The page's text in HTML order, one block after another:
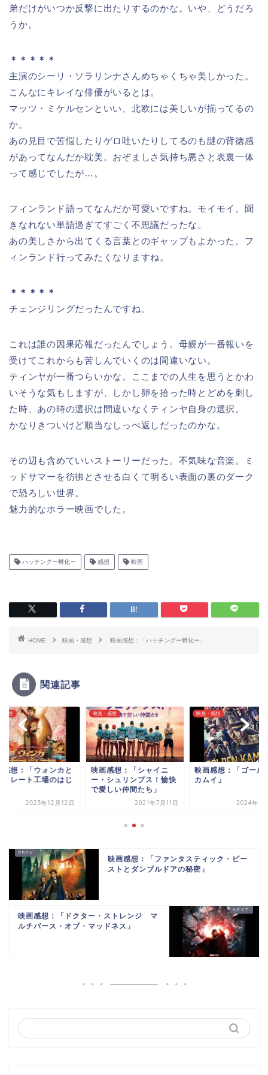
弟だけがいつか反撃に出たりするのかな。いや、どうだろ
うか。
＊＊＊＊＊
主演のシーリ・ソラリンナさんめちゃくちゃ美しかった。
こんなにキレイな俳優がいるとは。
マッツ・ミケルセンといい、北欧には美しいが揃ってるの
か。
あの見目で苦悩したりゲロ吐いたりしてるのも謎の背徳感
があってなんだか耽美。おぞましさ気持ち悪さと表裏一体
って感じでしたが…。
フィンランド語ってなんだか可愛いですね。モイモイ。聞
きなれない単語過ぎてすごく不思議だったな。
あの美しさから出てくる言葉とのギャップもよかった。フ
ィンランド行ってみたくなりますね。
＊＊＊＊＊
チェンジリングだったんですね。
これは誰の因果応報だったんでしょう。母親が一番報いを
受けてこれからも苦しんでいくのは間違いない。
ティンヤが一番つらいかな。ここまでの人生を思うとかわ
いそうな気もしますが、しかし卵を拾った時とどめを刺し
た時、あの時の選択は間違いなくティンヤ自身の選択。
かなりきついけど順当なしっぺ返しだったのかな。
その辺も含めていいストーリーだった。不気味な音楽。ミ
ッドサマーを彷彿とさせる白くて明るい表面の裏のダーク
で恐ろしい世界。
魅力的なホラー映画でした。
ハッチングー孵化ー 感想 映画
HOME 映画・感想 映画感想：「ハッチングー孵化ー」
関連記事
感想
感想：「ウォンカと
コレート工場のはじ
2023年12月12日
映画・感想
映画感想：「シャイニ
ー・シュリンプス！愉快
で愛しい仲間たち」
2021年7月11日
映画・感想
映画感想：「ゴール
カムイ」
2024年1
映画感想：「ファンタスティック・ビー
ストとダンブルドアの秘密」
映画感想：「ドクター・ストレンジ マ
ルチバース・オブ・マッドネス」